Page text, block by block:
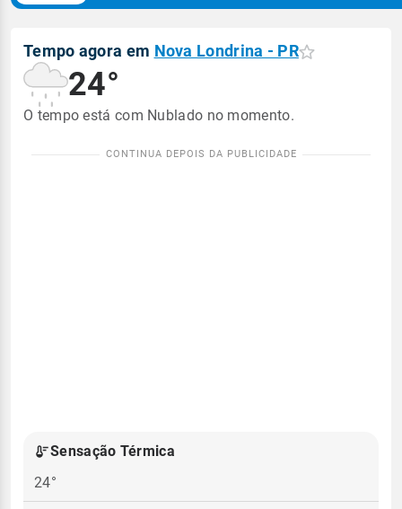
Tempo agora em Nova Londrina - PR
24°
O tempo está com Nublado no momento.
Sensação Térmica
24°